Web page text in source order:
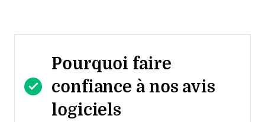
Pourquoi faire
confiance à nos avis
logiciels